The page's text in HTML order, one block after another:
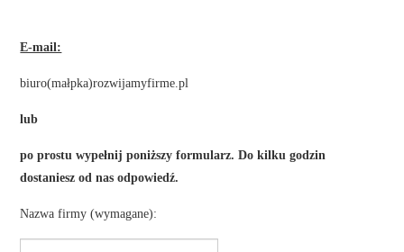
E-mail:
biuro(małpka)rozwijamyfirme.pl
lub
po prostu wypełnij poniższy formularz. Do kilku godzin
dostaniesz od nas odpowiedź.
Nazwa firmy (wymagane):